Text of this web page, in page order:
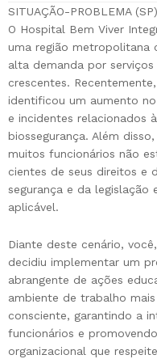
SITUAÇÃO-PROBLEMA (SP)
O Hospital Bem Viver
uma região metropolitana
alta demanda por
crescentes.
identificou um aumento
e incidentes relacionados à
biossegurança. Além
muitos funcionários não
cientes de seus direitos e
segurança e da legislação
aplicável.
Diante deste cenário,
decidiu implementar um
abrangente de ações
ambiente de trabalho
consciente, garantindo a
funcionários e
organizacional que